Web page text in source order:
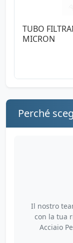
TUBO
MICRON
Perché
Il nostro
con la tua
Acciaio